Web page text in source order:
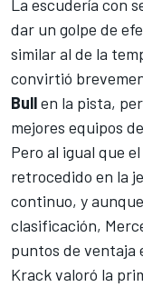
La escudería con
dar un golpe de
similar al de la
convirtió
Bullen la pista,
mejores equipos
Pero al igual que
retrocedido en la
continuo, y
clasificación,
puntos de ventaja
Krack valoró la